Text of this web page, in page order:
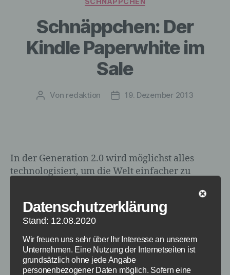
Schnäppchen: Der
Kindle Paperwhite im
Sale
Beitragsautor
Von redaktion Veröffentlichungsdatum
19. Dezember 2013
In der Generation 2.0 wird möglichst alles
technologisiert, um die Welt einfacher zu
bekanntesten sind die Kindle Reader aus dem
Hause Amazon. Pünktlich zu Weihnachten gibt
es den garantierten Lesespaß im Sale: Der
Kindle Paperwhite für nur 99 Euro, anstatt 129.
Optimierte Funktionen Seit […]
Datenschutzerklärung
Stand: 12.08.2020
Wir freuen uns sehr über Ihr Interesse an unserem
Unternehmen. Eine Nutzung der Internetseiten ist
grundsätzlich ohne jede Angabe
personenbezogener Daten möglich. Sofern eine